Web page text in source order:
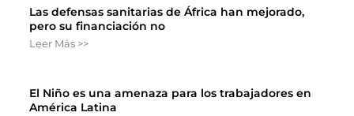
Las defensas sanitarias de África han mejorado,
pero su financiación no
Leer Más >>
El Niño es una amenaza para los trabajadores en
América Latina